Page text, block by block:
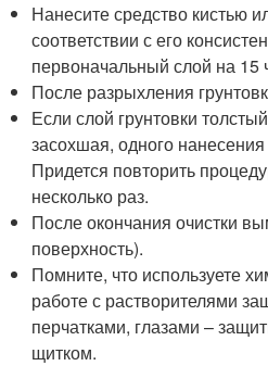
Нанесите средство кистью
соответствии с его
первоначальный слой на 15
После разрыхления
Если слой грунтовки
засохшая, одного нанесения
Придется повторить
несколько раз.
После окончания очистки
поверхность).
Помните, что используете
работе с растворителями
перчатками, глазами –
щитком.